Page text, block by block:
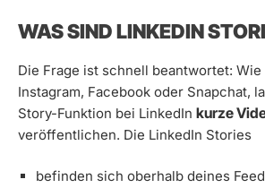
WAS SIND LINKEDIN
Die Frage ist schnell beantwortet: Wie
Instagram, Facebook oder Snapchat,
Story-Funktion bei LinkedIn kurze
veröffentlichen. Die LinkedIn Stories
befinden sich oberhalb deines